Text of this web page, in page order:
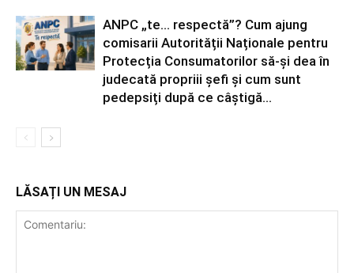
ANPC „te… respectă”? Cum ajung
comisarii Autorității Naționale pentru
Protecția Consumatorilor să-și dea în
judecată propriii șefi și cum sunt
pedepsiți după ce câștigă...
LĂSAȚI UN MESAJ